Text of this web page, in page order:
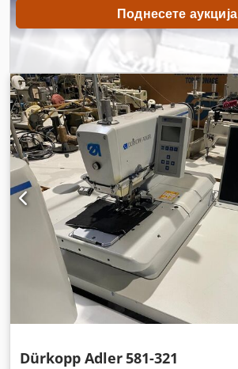
Поднесете аукција
Dürkopp Adler581-321